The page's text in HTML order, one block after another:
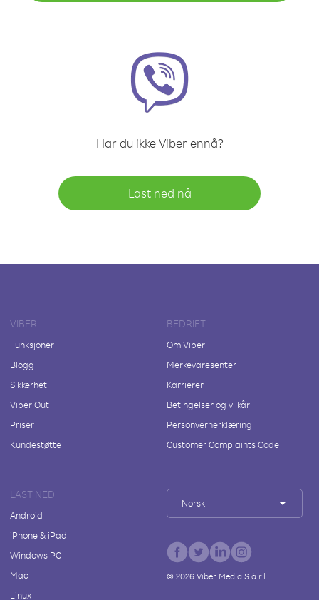
Har du ikke Viber ennå?
Last ned nå
VIBER
Funksjoner
Blogg
Sikkerhet
Viber Out
Priser
Kundestøtte
BEDRIFT
Om Viber
Merkevaresenter
Karrierer
Betingelser og vilkår
Personvernerklæring
Customer Complaints Code
LAST NED
Android
iPhone & iPad
Windows PC
Mac
Linux
Norsk
© 2026Viber Media S.à r.l.